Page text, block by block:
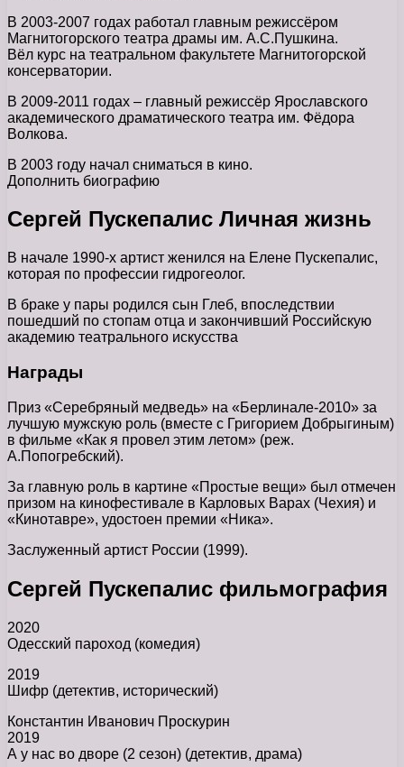
В 2003-2007 годах работал главным режиссёром
Магнитогорского театра драмы им. А.С.Пушкина.
Вёл курс на театральном факультете Магнитогорской
консерватории.
В 2009-2011 годах – главный режиссёр Ярославского
академического драматического театра им. Фёдора
Волкова.
В 2003 году начал сниматься в кино.
Дополнить биографию
Сергей Пускепалис Личная жизнь
В начале 1990-х артист женился на Елене Пускепалис,
которая по профессии гидрогеолог.
В браке у пары родился сын Глеб, впоследствии
пошедший по стопам отца и закончивший Российскую
академию театрального искусства
Награды
Приз «Серебряный медведь» на «Берлинале-2010» за
лучшую мужскую роль (вместе с Григорием Добрыгиным)
в фильме «Как я провел этим летом» (реж.
А.Попогребский).
За главную роль в картине «Простые вещи» был отмечен
призом на кинофестивале в Карловых Варах (Чехия) и
«Кинотавре», удостоен премии «Ника».
Заслуженный артист России (1999).
Сергей Пускепалис фильмография
2020
Одесский пароход (комедия)
2019
Шифр (детектив, исторический)
Константин Иванович Проскурин
2019
А у нас во дворе (2 сезон) (детектив, драма)